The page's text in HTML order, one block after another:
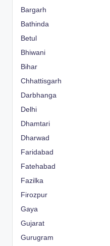
Bargarh
Bathinda
Betul
Bhiwani
Bihar
Chhattisgarh
Darbhanga
Delhi
Dhamtari
Dharwad
Faridabad
Fatehabad
Fazilka
Firozpur
Gaya
Gujarat
Gurugram